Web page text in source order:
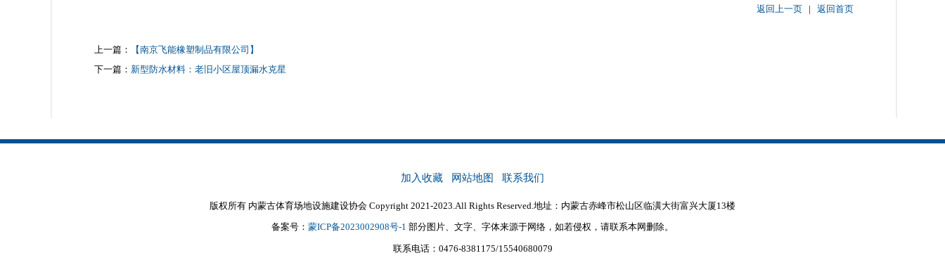
返回上一页 | 返回首页
上一篇：
【南京飞能橡塑制品有限公司】
下一篇： 新型防水材料：老旧小区屋顶漏水克星
加入收藏 网站地图 联系我们
版权所有 内蒙古体育场地设施建设协会 Copyright 2021-2023.All Rights Reserved.地址：内蒙古赤峰市松山区临潢大街富兴大厦13楼
备案号： 蒙ICP备2023002908号-1 部分图片、文字、字体来源于网络，如若侵权，请联系本网删除。
联系电话：0476-8381175/15540680079